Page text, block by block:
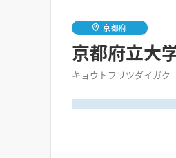
京都府
京都府立大
キョウトフリツダイガク